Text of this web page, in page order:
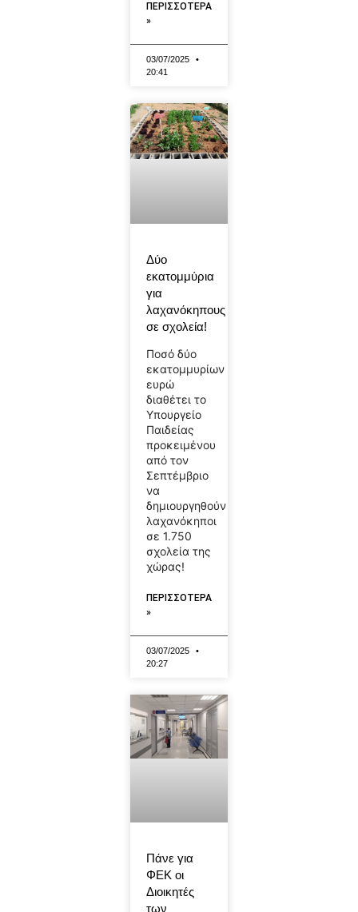
ΠΕΡΙΣΣΟΤΕΡΑ
»
03/07/2025
20:41
Δύο
εκατομμύρια
για
λαχανόκηπους
σε σχολεία!
Ποσό δύο
εκατομμυρίων
ευρώ
διαθέτει το
Υπουργείο
Παιδείας
προκειμένου
από τον
Σεπτέμβριο
να
δημιουργηθούν
λαχανόκηποι
σε 1.750
σχολεία της
χώρας!
ΠΕΡΙΣΣΟΤΕΡΑ
»
03/07/2025
20:27
Πάνε για
ΦΕΚ οι
Διοικητές
των